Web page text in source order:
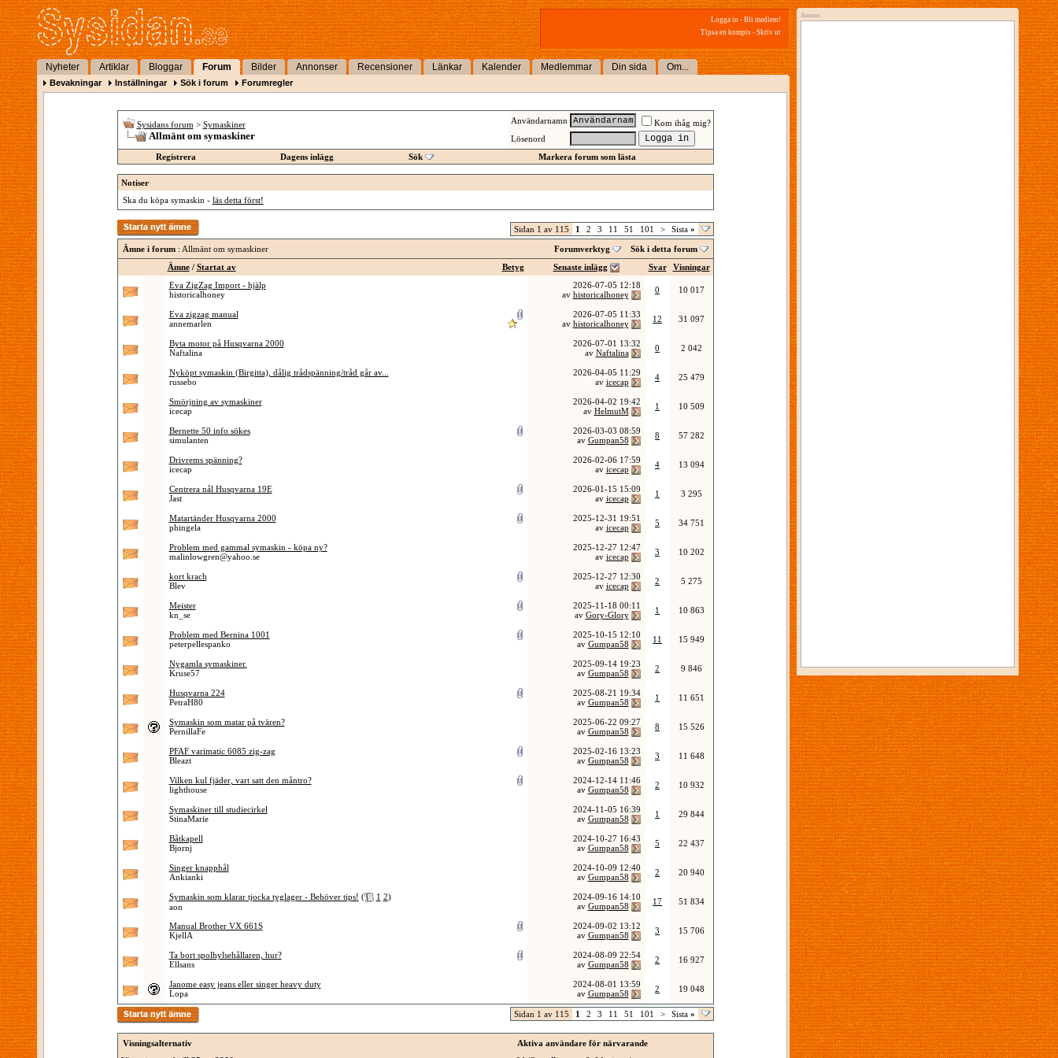
Logga in - Bli medlem!
Tipsa en kompis - Skriv ut
Nyheter Artiklar Bloggar Forum Bilder Annonser Recensioner Länkar Kalender Medlemmar Din sida Om...
Bevakningar Inställningar Sök i forum Forumregler
Sysidans forum > Symaskiner
Allmänt om symaskiner
Användarnamn
Kom ihåg mig?
Lösenord
Registrera
Dagens inlägg Sök Markera forum som lästa
Notiser
Ska du köpa symaskin - läs detta först!
Sidan 1 av 115 1 2 3 11 51 101 > Sista »
Ämne i forum: Allmänt om symaskiner Forumverktyg
Sök i detta forum
Betyg
Ämne/ Startat av Senaste inlägg Svar
Visningar
Eva ZigZag Import - hjälp
historicalhoney
2026-07-05 12:18
av historicalhoney 0 10 017
Eva zigzag manual
annemarlen
2026-07-05 11:33
av historicalhoney 12 31 097
Byta motor på Husqvarna 2000
Naftalina
2026-07-01 13:32
av Naftalina 0 2 042
Nyköpt symaskin (Birgitta), dålig trådspänning/tråd går av...
russebo
2026-04-05 11:29
av icecap 4 25 479
Smörjning av symaskiner
icecap
2026-04-02 19:42
av HelmutM 1 10 509
Bernette 50 info sökes
simulanten
2026-03-03 08:59
av Gumpan58 8 57 282
Drivrems spänning?
icecap
2026-02-06 17:59
av icecap 4 13 094
Centrera nål Husqvarna 19E
Jast
2026-01-15 15:09
av icecap 1 3 295
Matartänder Husqvarna 2000
phingela
2025-12-31 19:51
av icecap 5 34 751
Problem med gammal symaskin - köpa ny?
malinlowgren@yahoo.se
2025-12-27 12:47
av icecap 3 10 202
kort krach
Blev
2025-12-27 12:30
av icecap 2 5 275
Meister
kn_se
2025-11-18 00:11
av Gory-Glory 1 10 863
Problem med Bernina 1001
peterpellespanko
2025-10-15 12:10
av Gumpan58 11 15 949
Nygamla symaskiner.
Kruse57
2025-09-14 19:23
av Gumpan58 2 9 846
Husqvarna 224
PetraH80
2025-08-21 19:34
av Gumpan58 1 11 651
Symaskin som matar på tvären?
PernillaFe
2025-06-22 09:27
av Gumpan58 8 15 526
PFAF varimatic 6085 zig-zag
Bleazt
2025-02-16 13:23
av Gumpan58 3 11 648
Vilken kul fjäder, vart satt den måntro?
lighthouse
2024-12-14 11:46
av Gumpan58 2 10 932
Symaskiner till studiecirkel
StinaMarie
2024-11-05 16:39
av Gumpan58 1 29 844
Båtkapell
Bjornj
2024-10-27 16:43
av Gumpan58 5 22 437
Singer knapphål
Ankianki
2024-10-09 12:40
av Gumpan58 2 20 940
Symaskin som klarar tjocka tyglager - Behöver tips! ( 1 2)
aon
2024-09-16 14:10
av Gumpan58 17 51 834
Manual Brother VX 661S
KjellA
2024-09-02 13:12
av Gumpan58 3 15 706
Ta bort spolhylsehållaren, hur?
Ellsans
2024-08-09 22:54
av Gumpan58 2 16 927
Janome easy jeans eller singer heavy duty
Lopa
2024-08-01 13:59
av Gumpan58 2 19 048
Sidan 1 av 115 1 2 3 11 51 101 > Sista »
Visningsalternativ
Aktiva användare för närvarande
Annons